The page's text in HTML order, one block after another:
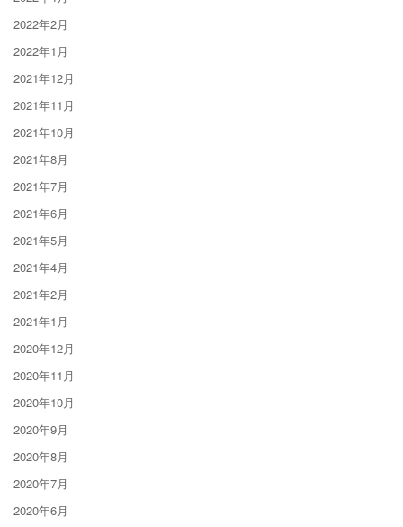
2022年2月
2022年1月
2021年12月
2021年11月
2021年10月
2021年8月
2021年7月
2021年6月
2021年5月
2021年4月
2021年2月
2021年1月
2020年12月
2020年11月
2020年10月
2020年9月
2020年8月
2020年7月
2020年6月